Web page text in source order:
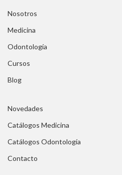
Nosotros
Medicina
Odontología
Cursos
Blog
Novedades
Catálogos Medicina
Catálogos Odontología
Contacto